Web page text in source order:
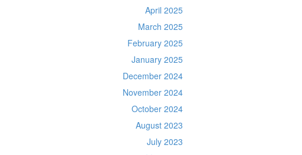
April 2025
March 2025
February 2025
January 2025
December 2024
November 2024
October 2024
August 2023
July 2023